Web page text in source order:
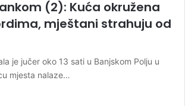
(2): Kuća okružena
mještani strahuju od
je jučer oko 13 sati u Banjskom Polju u
mjesta nalaze…